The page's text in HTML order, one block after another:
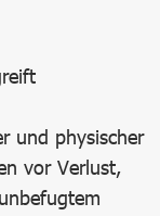
und physischer
vor Verlust,